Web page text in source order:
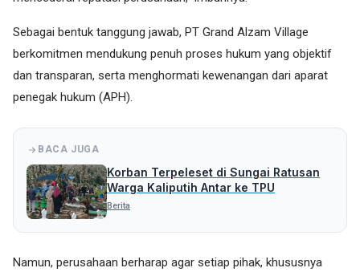
Sebagai bentuk tanggung jawab, PT Grand Alzam Village
berkomitmen mendukung penuh proses hukum yang objektif
dan transparan, serta menghormati kewenangan dari aparat
penegak hukum (APH).
BACA JUGA
Korban Terpeleset di Sungai Ratusan
Warga Kaliputih Antar ke TPU
Berita
Namun, perusahaan berharap agar setiap pihak, khususnya